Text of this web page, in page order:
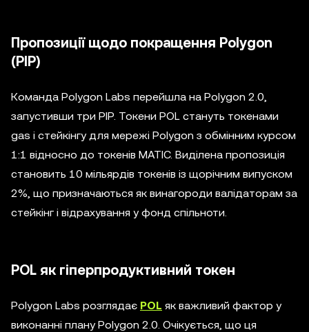
Пропозиції щодо покращення Polygon
(PIP)
Команда Polygon Labs перейшла на Polygon 2.0,
запустивши три PIP. Токени POL стануть токенами
gas і стейкінгу для мережі Polygon з обмінним курсом
1:1 відносно до токенів MATIC. Виділена пропозиція
становить 10 мільярдів токенів із щорічним випуском
2%, що призначаються як винагороди валідаторам за
стейкінг і відрахування у фонд спільноти.
POL як гіперпродуктивний токен
Polygon Labs розглядає POL як важливий фактор у
виконанні плану Polygon 2.0. Очікується, що ця